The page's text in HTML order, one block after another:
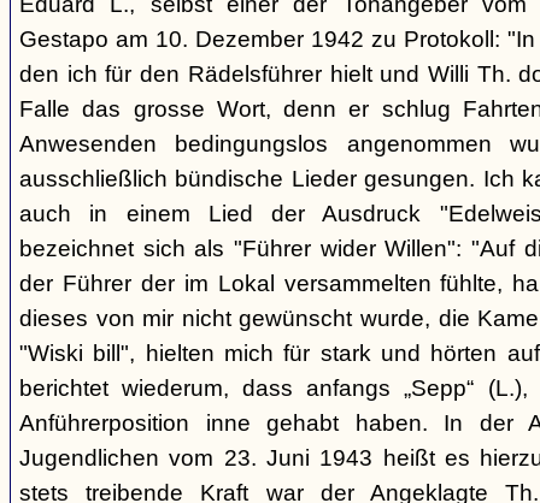
Gestapo am 10. Dezember 1942 zu Protokoll:
den ich für den Rädelsführer hielt und Willi Th.
Falle das grosse Wort, denn er schlug
Anwesenden bedingungslos angenommen
ausschließlich bündische Lieder gesungen. Ich
auch in einem Lied der Ausdruck
bezeichnet sich als "Führer wider Willen": "Auf
der Führer der im Lokal versammelten fühlte,
dieses von mir nicht gewünscht wurde, die
"Wiski bill", hielten mich für stark und hörten
berichtet wiederum, dass anfangs „Sepp“
Anführerposition inne gehabt haben. In der
Jugendlichen vom 23. Juni 1943 heißt es
stets treibende Kraft war der Angeklagte